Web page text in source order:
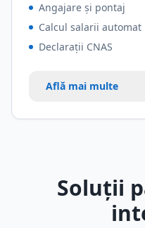
Angajare și pontaj
Calcul salarii automat
Declarații CNAS
Află mai multe
Soluții